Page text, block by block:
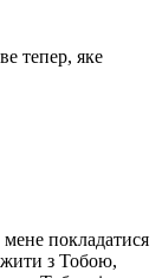
тепер, яке
покладатися
жити з Тобою,